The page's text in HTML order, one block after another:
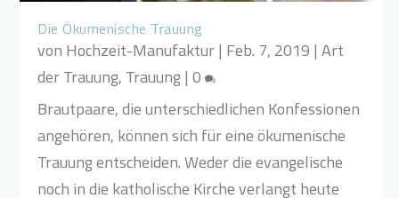
Die Ökumenische Trauung
von Hochzeit-Manufaktur| Feb. 7, 2019 |Art
der Trauung, Trauung|0
Brautpaare, die unterschiedlichen Konfessionen
angehören, können sich für eine ökumenische
Trauung entscheiden. Weder die evangelische
noch in die katholische Kirche verlangt heute